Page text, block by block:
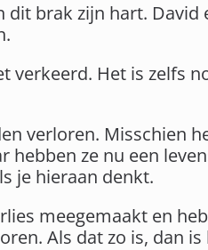
dit brak zijn hart.
verkeerd. Het is zelfs
verloren. Misschien
ze nu een
je hieraan denkt.
meegemaakt en
Als dat zo is, dan